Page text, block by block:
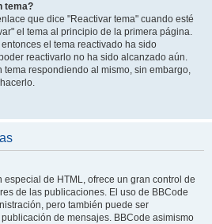
tema?
que dice "Reactivar tema" cuando esté
el tema al principio de la primera página.
el tema reactivado ha sido
reactivarlo no ha sido alcanzado aún.
tema respondiendo al mismo, sin embargo,
especial de HTML, ofrece un gran control de
de las publicaciones. El uso de BBCode
pero también puede ser
de mensajes. BBCode asimismo